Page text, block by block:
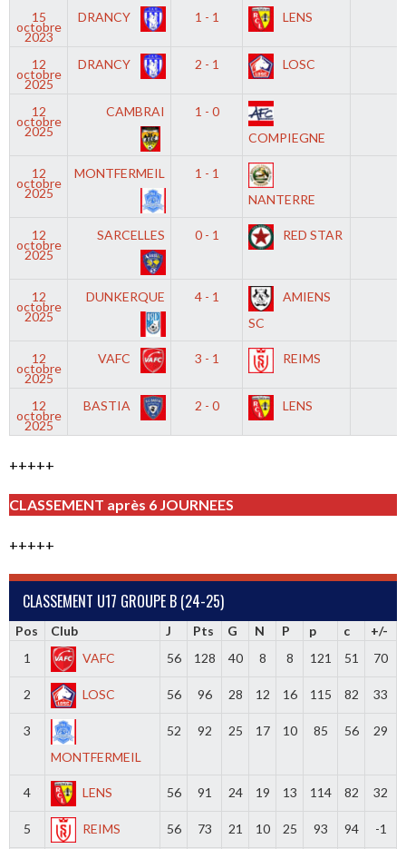
15
octobre
2023
DRANCY 1 - 1 LENS
12
octobre
2025
DRANCY 2 - 1 LOSC
12
octobre
2025
CAMBRAI
1 - 0
COMPIEGNE
12
octobre
2025
MONTFERMEIL
1 - 1
NANTERRE
12
octobre
2025
SARCELLES 0 - 1 RED STAR
12
octobre
2025
DUNKERQUE 4 - 1
AMIENS
SC
12
octobre
2025
VAFC 3 - 1 REIMS
12
octobre
2025
BASTIA 2 - 0 LENS
+++++
CLASSEMENT après 6 JOURNEES
+++++
CLASSEMENT U17 GROUPE B (24-25)
Pos Club J Pts G N P p c
+/-
1
VAFC 56 128 40 8 8 121 51 70
2 LOSC 56 96 28 12 16 115 82 33
3
MONTFERMEIL
52 92 25 17 10 85 56 29
4 LENS 56 91 24 19 13 114 82 32
5 REIMS 56 73 21 10 25 93 94 -1